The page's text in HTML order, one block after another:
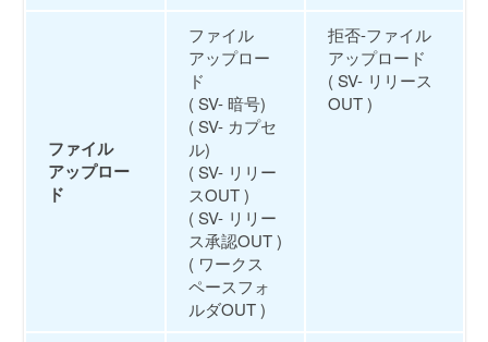
ファイル
アップロー
ド
ファイル
アップロー
ド
( SV- 暗号)
( SV- カプセ
ル)
( SV- リリー
スOUT )
( SV- リリー
ス承認OUT )
( ワークス
ペースフォ
ルダOUT )
拒否-ファイル
アップロード
( SV- リリース
OUT )